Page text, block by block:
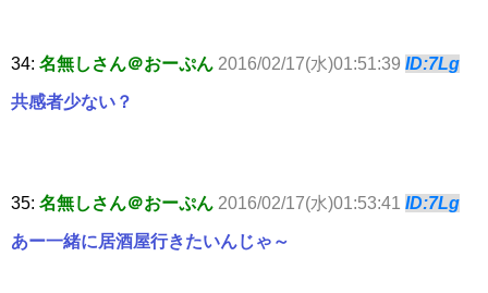
34: 名無しさん＠おーぷん 2016/02/17(水)01:51:39 ID:7Lg
共感者少ない？
35: 名無しさん＠おーぷん 2016/02/17(水)01:53:41 ID:7Lg
あー一緒に居酒屋行きたいんじゃ～